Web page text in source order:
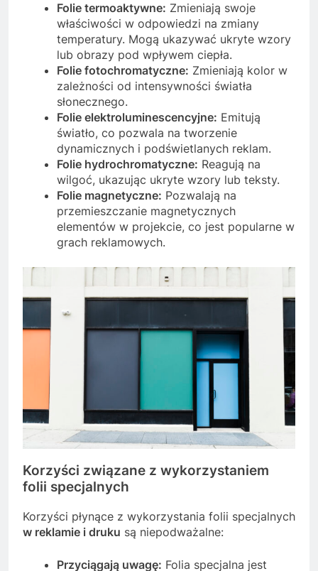
Folie termoaktywne: Zmieniają swoje
właściwości w odpowiedzi na zmiany
temperatury. Mogą ukazywać ukryte wzory
lub obrazy pod wpływem ciepła.
Folie fotochromatyczne: Zmieniają kolor w
zależności od intensywności światła
słonecznego.
Folie elektroluminescencyjne: Emitują
światło, co pozwala na tworzenie
dynamicznych i podświetlanych reklam.
Folie hydrochromatyczne: Reagują na
wilgoć, ukazując ukryte wzory lub teksty.
Folie magnetyczne: Pozwalają na
przemieszczanie magnetycznych
elementów w projekcie, co jest popularne w
grach reklamowych.
Korzyści związane z wykorzystaniem
folii specjalnych
Korzyści płynące z wykorzystania folii specjalnych
w reklamie i druku są niepodważalne:
Przyciągają uwagę: Folia specjalna jest